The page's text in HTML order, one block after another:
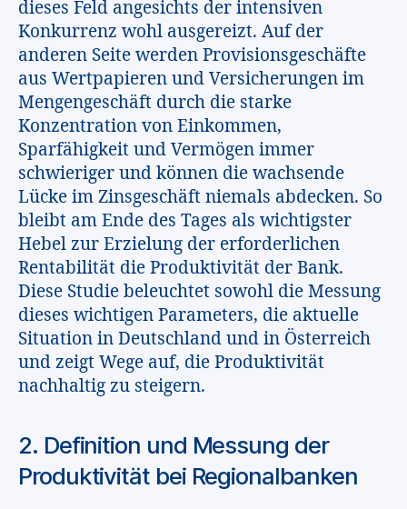
dieses Feld angesichts der intensiven
Konkurrenz wohl ausgereizt. Auf der
anderen Seite werden Provisionsgeschäfte
aus Wertpapieren und Versicherungen im
Mengengeschäft durch die starke
Konzentration von Einkommen,
Sparfähigkeit und Vermögen immer
schwieriger und können die wachsende
Lücke im Zinsgeschäft niemals abdecken. So
bleibt am Ende des Tages als wichtigster
Hebel zur Erzielung der erforderlichen
Rentabilität die Produktivität der Bank.
Diese Studie beleuchtet sowohl die Messung
dieses wichtigen Parameters, die aktuelle
Situation in Deutschland und in Österreich
und zeigt Wege auf, die Produktivität
nachhaltig zu steigern.
2. Definition und Messung der
Produktivität bei Regionalbanken